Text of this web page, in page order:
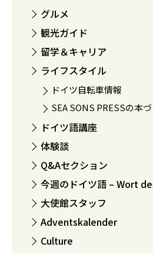
グルメ
観光ガイド
留学＆キャリア
ライフスタイル
ドイツ自転車情報
SEA SONS PRESSの本
ドイツ語講座
体験談
Q&Aセクション
今週のドイツ語 – Wort
大使館スタッフ
Adventskalender
Culture